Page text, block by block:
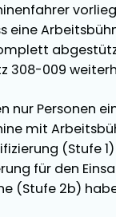
eine
308-009
nur Personen
mit
(Stufe 1)
für den
(Stufe 2b)